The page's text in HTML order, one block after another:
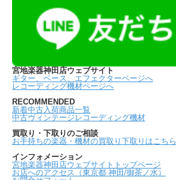
宮地楽器神田店ウェブサイト
ギター、ベース、エフェクターページへ
レコーディング機材ページへ
RECOMMENDED
新着中古入荷商品一覧
中古ヴィンテージレコーディング機材
買取り・下取りのご相談
お手持ちの楽器・機材の買取り下取りはこちら
インフォメーション
宮地楽器神田店ウェブサイトトップページ
お店へのアクセス（東京都 神田/御茶ノ水）